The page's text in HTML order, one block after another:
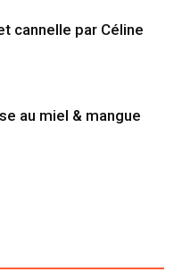
cannelle par Céline
au miel & mangue